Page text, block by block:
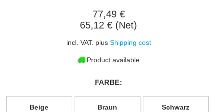
77,49 €
65,12 € (Net)
incl. VAT. plus Shipping cost
Product available
FARBE:
Beige Braun Schwarz